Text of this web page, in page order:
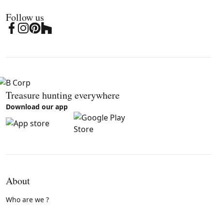
Follow us
Treasure hunting everywhere
Download our app
About
Who are we ?